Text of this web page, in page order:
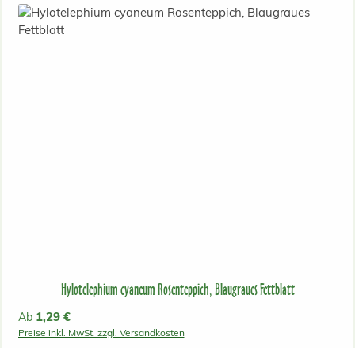
Hylotelephium cyaneum Rosenteppich, Blaugraues Fettblatt
Regulärer Preis:
Ab 1,29 €
Preise inkl. MwSt. zzgl. Versandkosten